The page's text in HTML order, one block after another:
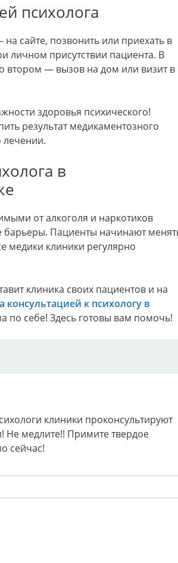
психолога
сайте, позвонить или приехать в
личном присутствии пациента. В
втором — вызов на дом или визит в
здоровья психического!
результат медикаментозного
лечении.
в
от алкоголя и наркотиков
барьеры. Пациенты начинают
медики клиники регулярно
клиника своих пациентов и на
к психологу в
по себе! Здесь готовы вам помочь!
клиники проконсультируют
Не медлите!! Примите твердое
сейчас!